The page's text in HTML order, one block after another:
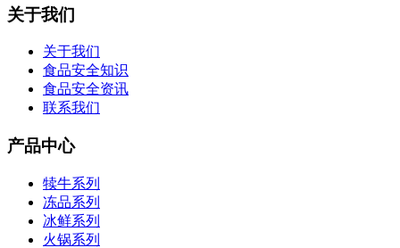
关于我们
关于我们
食品安全知识
食品安全资讯
联系我们
产品中心
犊牛系列
冻品系列
冰鲜系列
火锅系列